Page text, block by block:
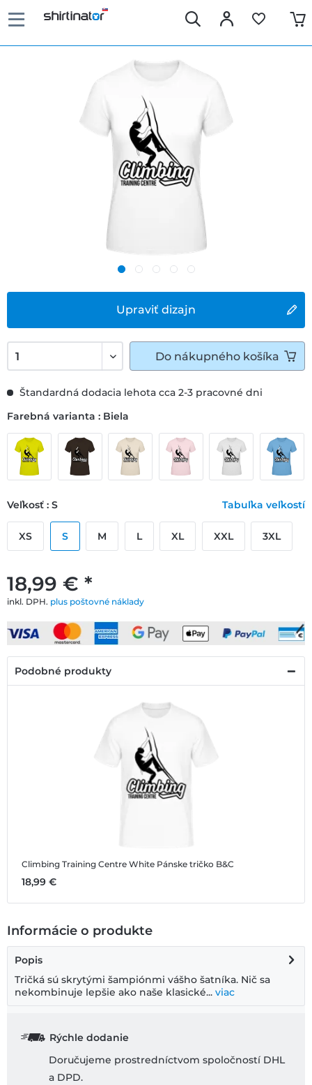
Upraviť dizajn
18,99 € *
inkl. DPH. plus poštovné náklady
Štandardná dodacia lehota cca 2-3 pracovné dni
Farebná varianta : Biela
Veľkosť : S Tabuľka veľkostí
XS S M L XL XXL 3XL
Do nákupného košíka
Podobné produkty
Climbing Training Centre White Pánske tričko B&C
18,99 €
Informácie o produkte
Popis
Tričká sú skrytými šampiónmi vášho šatníka. Nič sa
nekombinuje lepšie ako naše klasické... viac
Rýchle dodanie
Doručujeme prostredníctvom spoločností DHL
a DPD.